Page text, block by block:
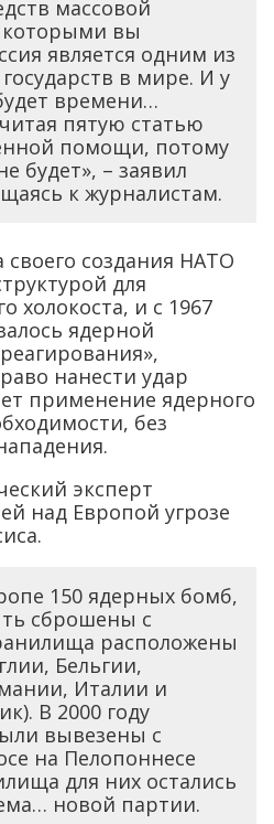
массовой
вы
является одним из
в мире. И у
времени…
пятую статью
помощи, потому
будет», – заявил
к журналистам.
создания НАТО
для
холокоста, и с 1967
ядерной
нанести удар
применение ядерного
без
эксперт
над Европой угрозе
150 ядерных бомб,
сброшены с
расположены
Бельгии,
Италии и
В 2000 году
вывезены с
на Пелопоннесе
для них остались
новой партии.